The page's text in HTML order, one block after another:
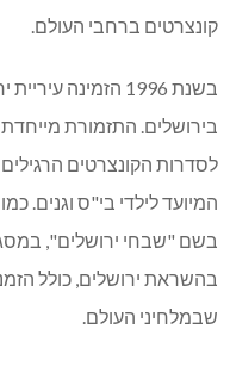
קונצרטים ברחבי העולם.
בשנת 1996 הזמינה
בירושלים. התזמורת מייחדת
לסדרות הקונצרטים
המיועד לילדי בי"ס וגנים.
בשם "שבחי ירושלים",
בהשראת ירושלים, כולל
שבמלחיני העולם.